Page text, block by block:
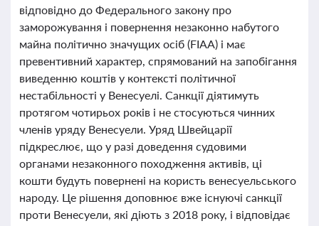
відповідно до Федерального закону про
заморожування і повернення незаконно набутого
майна політично значущих осіб (FIAA) і має
превентивний характер, спрямований на запобігання
виведенню коштів у контексті політичної
нестабільності у Венесуелі. Санкції діятимуть
протягом чотирьох років і не стосуються чинних
членів уряду Венесуели. Уряд Швейцарії
підкреслює, що у разі доведення судовими
органами незаконного походження активів, ці
кошти будуть повернені на користь венесуельського
народу. Це рішення доповнює вже існуючі санкції
проти Венесуели, які діють з 2018 року, і відповідає